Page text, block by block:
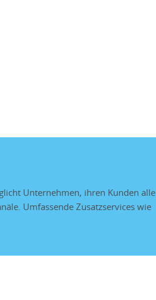
Unternehmen, ihren Kunden alle
Umfassende Zusatzservices wie